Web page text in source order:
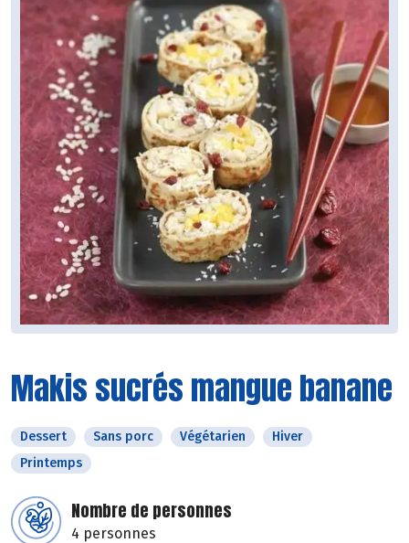
Makis sucrés mangue banane
Dessert Sans porc Végétarien
Hiver
Printemps
Nombre de personnes
4 personnes